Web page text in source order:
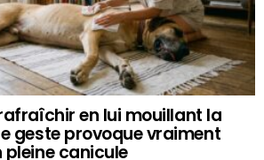
en lui mouillant la
geste provoque vraiment
pleine canicule